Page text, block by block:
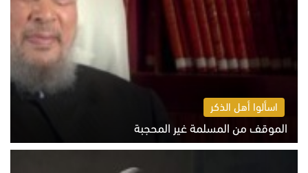
اسألوا أهل الذكر
الموقف من المسلمة غير المحجبة
الخميس 6 أغسطس 2026 10:45 ص